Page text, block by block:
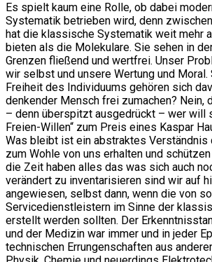
Es spielt kaum eine Rolle, ob dabei
Systematik betrieben wird, denn
hat die klassische Systematik weit mehr
bieten als die Molekulare. Sie sehen in
Grenzen fließend und wertfrei. Unser
wir selbst und unsere Wertung und
Freiheit des Individuums gehören sich
denkender Mensch frei zumachen? Nein,
– denn überspitzt ausgedrückt – wer will
Freien-Willen“ zum Preis eines Kaspar
Was bleibt ist ein abstraktes
zum Wohle von uns erhalten und
die Zeit haben alles das was sich auch
verändert zu inventarisieren sind wir auf
angewiesen, selbst dann, wenn die von
Servicedienstleistern im Sinne der
erstellt werden sollten. Der
und der Medizin war immer und in jeder
technischen Errungenschaften aus